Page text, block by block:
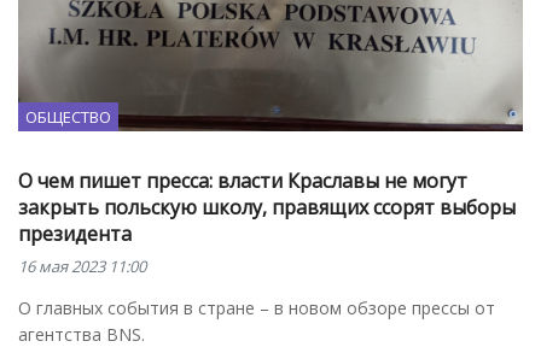
ОБЩЕСТВО
О чем пишет пресса: власти Краславы не могут
закрыть польскую школу, правящих ссорят выборы
президента
16 мая 2023 11:00
О главных события в стране – в новом обзоре прессы от
агентства BNS.